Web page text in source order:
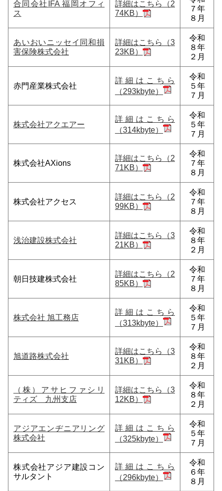
合同会社IFA 福岡オフィ
ス
詳細はこちら（2
74KB）
７年
８月
あいおいニッセイ同和損
害保険株式会社
詳細はこちら（3
23KB）
令和
８年
２月
赤門産業株式会社
詳細はこちら
（293kbyte）
令和
５年
７月
株式会社アクエアー
詳細はこちら
（314kbyte）
令和
５年
７月
株式会社AXions
詳細はこちら（2
71KB）
令和
７年
８月
株式会社アクセス
詳細はこちら（2
99KB）
令和
７年
８月
浅治建設株式会社
詳細はこちら（3
21KB）
令和
８年
２月
朝日技建株式会社
詳細はこちら（2
85KB）
令和
７年
８月
株式会社 旭工務店
詳細はこちら
（313kbyte）
令和
５年
７月
旭道路株式会社
詳細はこちら（3
31KB）
令和
８年
２月
（株）アサヒファシリ
ティズ 九州支店
詳細はこちら（3
12KB）
令和
８年
２月
アジアエンヂニアリング
株式会社
詳細はこちら
（325kbyte）
令和
５年
７月
株式会社アジア建設コン
サルタント
詳細はこちら
（296kbyte）
令和
６年
８月